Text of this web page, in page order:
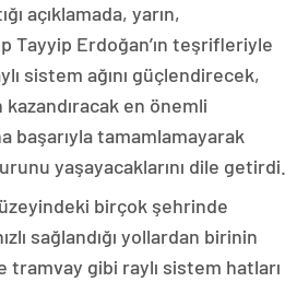
açıklamada, yarın,
Tayyip Erdoğan’ın teşrifleriyle
sistem ağını güçlendirecek,
en önemli
başarıyla tamamlamayarak
yaşayacaklarını dile getirdi.
birçok şehrinde
sağlandığı yollardan birinin
gibi raylı sistem hatları